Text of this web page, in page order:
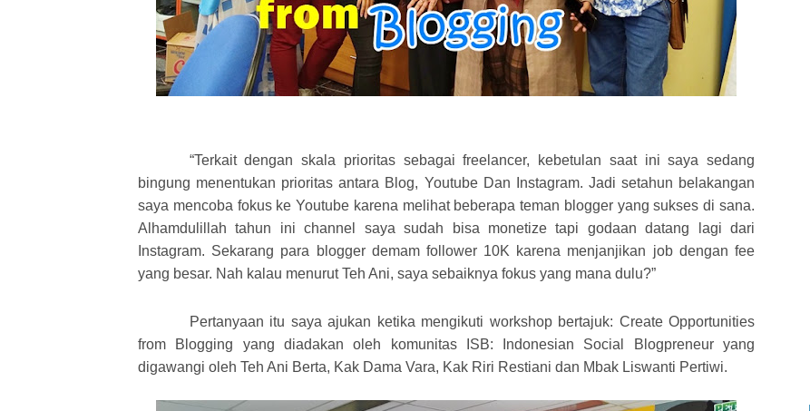
“Terkait dengan skala prioritas sebagai freelancer, kebetulan saat ini saya sedang
bingung menentukan prioritas antara Blog, Youtube Dan Instagram. Jadi setahun belakangan
saya mencoba fokus ke Youtube karena melihat beberapa teman blogger yang sukses di sana.
Alhamdulillah tahun ini channel saya sudah bisa monetize tapi godaan datang lagi dari
Instagram. Sekarang para blogger demam follower 10K karena menjanjikan job dengan fee
yang besar. Nah kalau menurut Teh Ani, saya sebaiknya fokus yang mana dulu?”
Pertanyaan itu saya ajukan ketika mengikuti workshop bertajuk: Create Opportunities
from Blogging yang diadakan oleh komunitas ISB: Indonesian Social Blogpreneur yang
digawangi oleh Teh Ani Berta, Kak Dama Vara, Kak Riri Restiani dan Mbak Liswanti Pertiwi.